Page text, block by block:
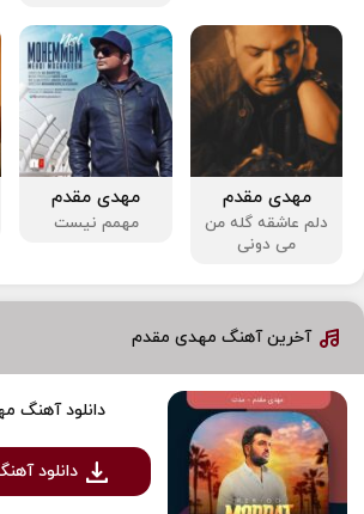
مهدی مقدم
دلم عاشقه گله من
می دونی
مهدی مقدم
مهمم نیست
آخرین آهنگ مهدی مقدم
دانلود آهنگ
دانلود